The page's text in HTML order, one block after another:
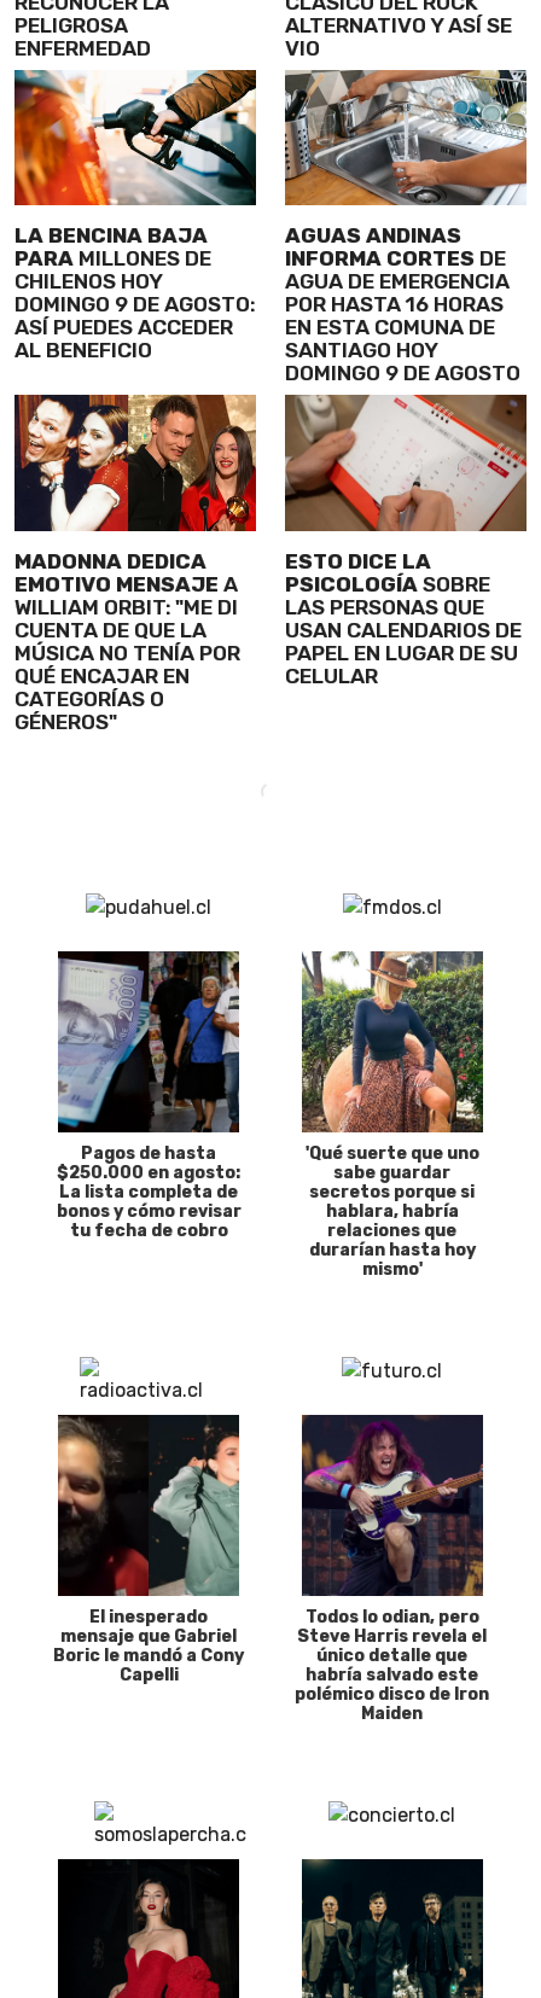
PELIGROSA
ENFERMEDAD
ALTERNATIVO Y ASÍ SE
VIO
LA BENCINA BAJA
PARA MILLONES DE
CHILENOS HOY
DOMINGO 9 DE AGOSTO:
ASÍ PUEDES ACCEDER
AL BENEFICIO
AGUAS ANDINAS
INFORMA CORTES DE
AGUA DE EMERGENCIA
POR HASTA 16 HORAS
EN ESTA COMUNA DE
SANTIAGO HOY
DOMINGO 9 DE AGOSTO
MADONNA DEDICA
EMOTIVO MENSAJE A
WILLIAM ORBIT: "ME DI
CUENTA DE QUE LA
MÚSICA NO TENÍA POR
QUÉ ENCAJAR EN
CATEGORÍAS O
GÉNEROS"
ESTO DICE LA
PSICOLOGÍA SOBRE
LAS PERSONAS QUE
USAN CALENDARIOS DE
PAPEL EN LUGAR DE SU
CELULAR
Pagos de hasta
$250.000 en agosto:
La lista completa de
bonos y cómo revisar
tu fecha de cobro
'Qué suerte que uno
sabe guardar
secretos porque si
hablara, habría
relaciones que
durarían hasta hoy
mismo'
El inesperado
mensaje que Gabriel
Boric le mandó a Cony
Capelli
Todos lo odian, pero
Steve Harris revela el
único detalle que
habría salvado este
polémico disco de Iron
Maiden